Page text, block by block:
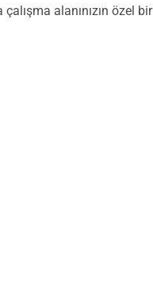
alanınızın özel bir